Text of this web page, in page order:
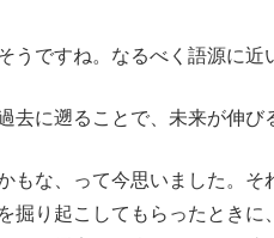
うですね。なるべく語源に近
去に遡ることで、未来が伸び
もな、って今思いました。そ
掘り起こしてもらったとき